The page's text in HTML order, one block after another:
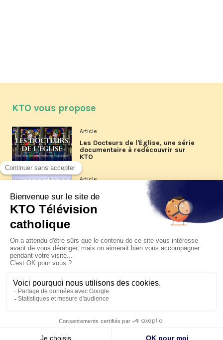
KTO vous propose
Article
Les Docteurs de l'Église, une série
documentaire à redécouvrir sur
KTO
Article
Les reportages d'été 2026 de KTO
La visite pastorale du pape Léon
XIV à Assise à suivre sur KTO le
jeudi 6 août
Le pape en Uruguay, Argentine et
Pérou du 6 au 17 novembre 2026